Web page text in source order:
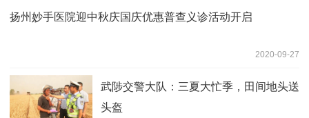
扬州妙手医院迎中秋庆国庆优惠普查义诊活动开启
2020-09-27
武陟交警大队：三夏大忙季，田间地头送
头盔